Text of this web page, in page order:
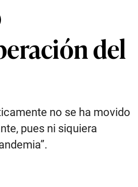
del
no se ha movido
pues ni siquiera